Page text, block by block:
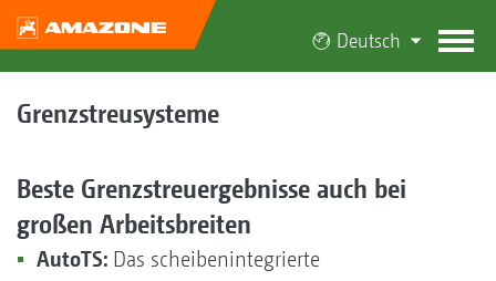
Deutsch
Grenzstreusysteme
Beste Grenzstreuergebnisse auch bei
großen Arbeitsbreiten
AutoTS: Das scheibenintegrierte